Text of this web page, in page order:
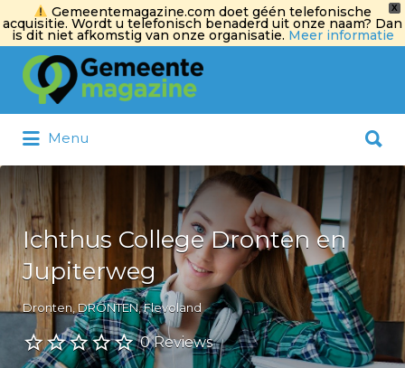
X
Gemeentemagazine.com doet géén telefonische
acquisitie. Wordt u telefonisch benaderd uit onze naam? Dan
is dit niet afkomstig van onze organisatie. Meer informatie
Zoek
naar:
Menu
naar:
Ichthus College Dronten en
Jupiterweg
Dronten, DRONTEN, Flevoland
0 Reviews